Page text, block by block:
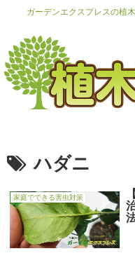
ガーデンエクスプレスの植
ハダニ
家庭でできる害虫対策